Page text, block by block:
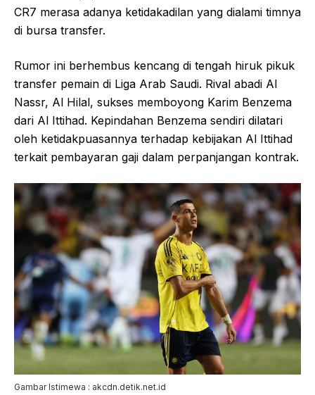
CR7 merasa adanya ketidakadilan yang dialami timnya
di bursa transfer.
Rumor ini berhembus kencang di tengah hiruk pikuk
transfer pemain di Liga Arab Saudi. Rival abadi Al
Nassr, Al Hilal, sukses memboyong Karim Benzema
dari Al Ittihad. Kepindahan Benzema sendiri dilatari
oleh ketidakpuasannya terhadap kebijakan Al Ittihad
terkait pembayaran gaji dalam perpanjangan kontrak.
Gambar Istimewa : akcdn.detik.net.id